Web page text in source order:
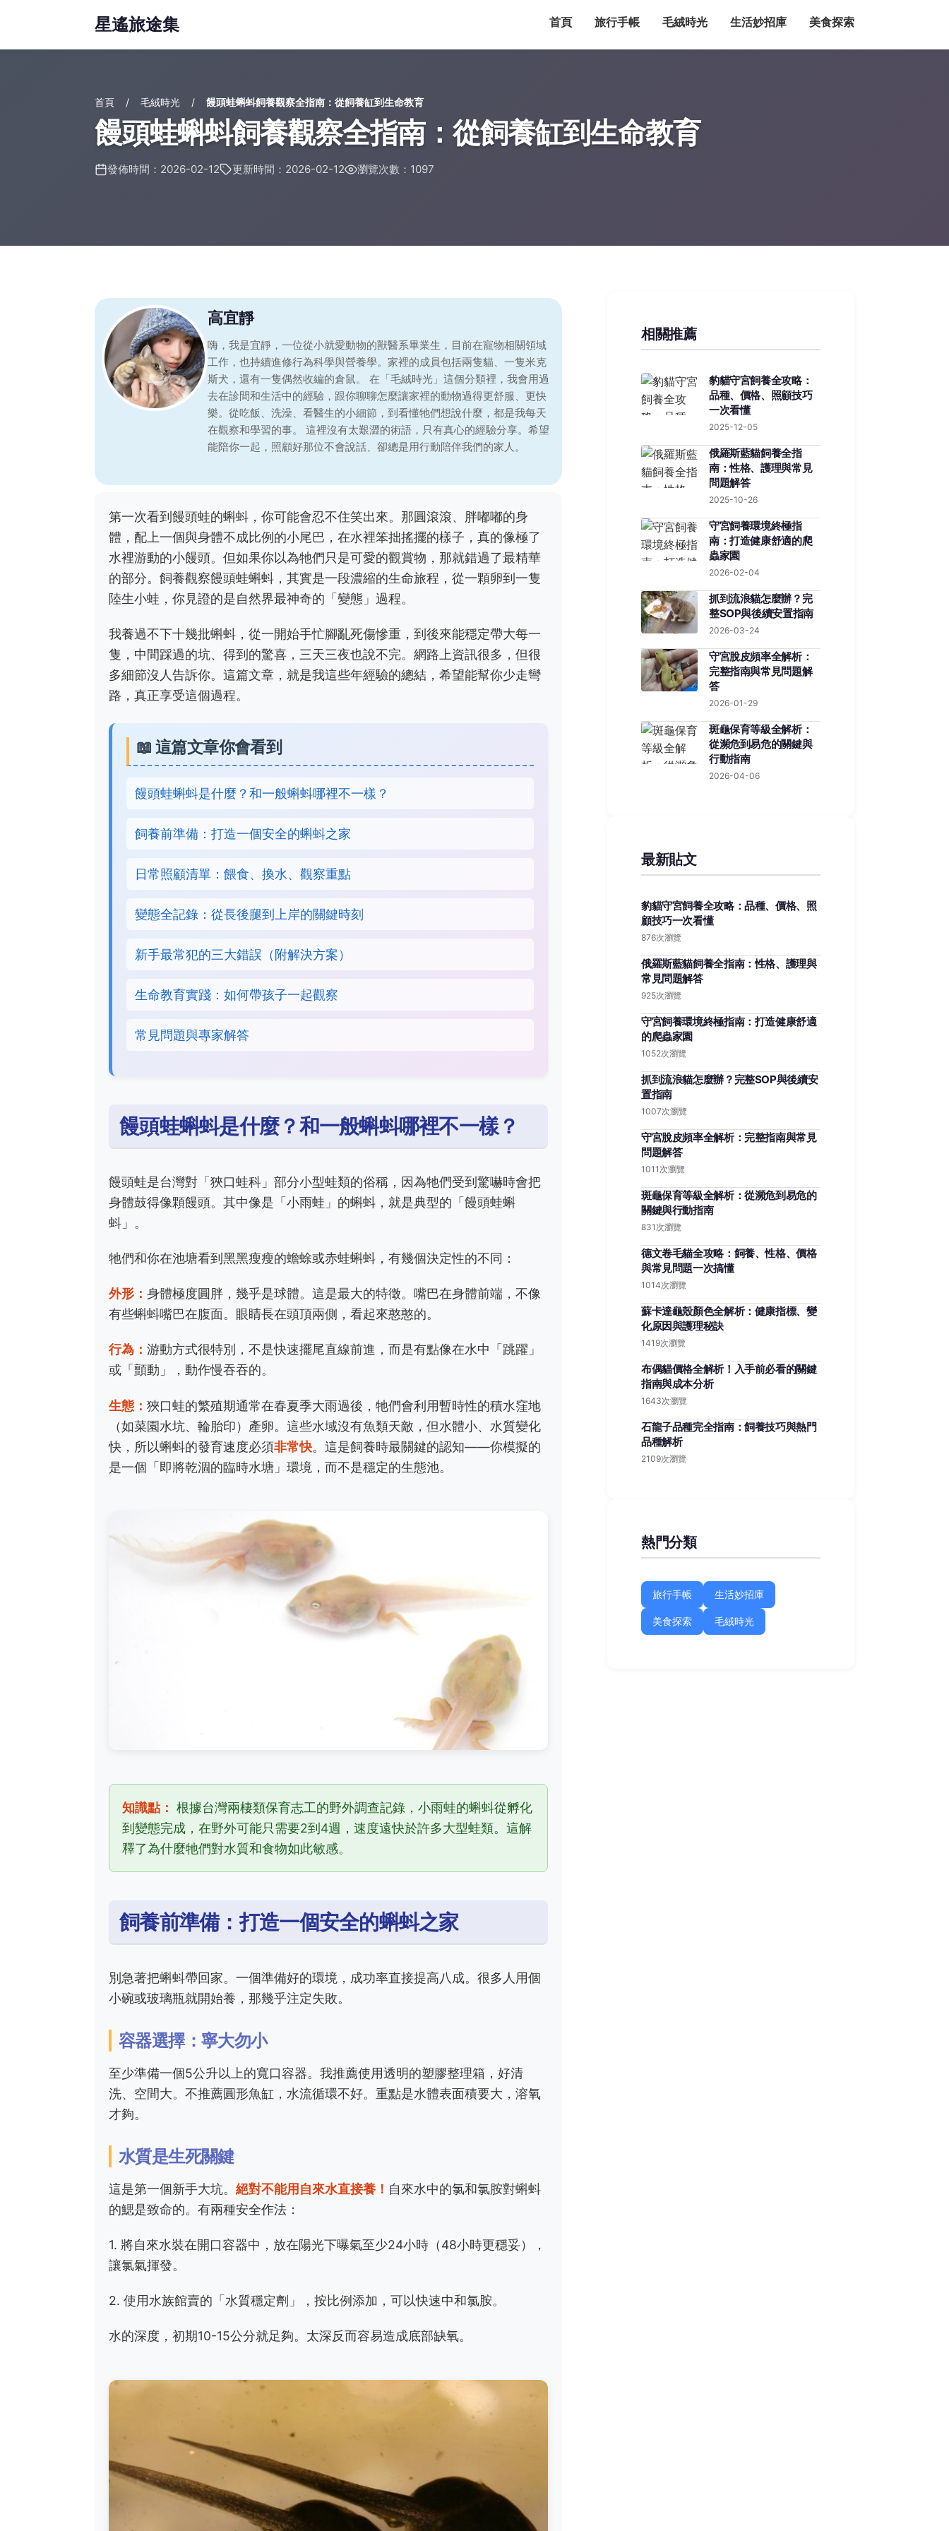
星遙旅途集 首頁 旅行手帳 毛絨時光 生活妙招庫 美食探索
首頁 毛絨時光 饅頭蛙蝌蚪飼養觀察全指南：從飼養缸到生命教育
饅頭蛙蝌蚪飼養觀察全指南：從飼養缸到生命教育
發佈時間：2026-02-12 更新時間：2026-02-12 瀏覽次數：1097
高宜靜
嗨，我是宜靜，一位從小就愛動物的獸醫系畢業生，目前在寵物相關領域
工作，也持續進修行為科學與營養學。家裡的成員包括兩隻貓、一隻米克
斯犬，還有一隻偶然收編的倉鼠。 在「毛絨時光」這個分類裡，我會用過
去在診間和生活中的經驗，跟你聊聊怎麼讓家裡的動物過得更舒服、更快
樂。從吃飯、洗澡、看醫生的小細節，到看懂牠們想說什麼，都是我每天
在觀察和學習的事。 這裡沒有太艱澀的術語，只有真心的經驗分享。希望
能陪你一起，照顧好那位不會說話、卻總是用行動陪伴我們的家人。
第一次看到饅頭蛙的蝌蚪，你可能會忍不住笑出來。那圓滾滾、胖嘟嘟的身
體，配上一個與身體不成比例的小尾巴，在水裡笨拙搖擺的樣子，真的像極了
水裡游動的小饅頭。但如果你以為牠們只是可愛的觀賞物，那就錯過了最精華
的部分。飼養觀察饅頭蛙蝌蚪，其實是一段濃縮的生命旅程，從一顆卵到一隻
陸生小蛙，你見證的是自然界最神奇的「變態」過程。
我養過不下十幾批蝌蚪，從一開始手忙腳亂死傷慘重，到後來能穩定帶大每一
隻，中間踩過的坑、得到的驚喜，三天三夜也說不完。網路上資訊很多，但很
多細節沒人告訴你。這篇文章，就是我這些年經驗的總結，希望能幫你少走彎
路，真正享受這個過程。
📖 這篇文章你會看到
饅頭蛙蝌蚪是什麼？和一般蝌蚪哪裡不一樣？
飼養前準備：打造一個安全的蝌蚪之家
日常照顧清單：餵食、換水、觀察重點
變態全記錄：從長後腿到上岸的關鍵時刻
新手最常犯的三大錯誤（附解決方案）
生命教育實踐：如何帶孩子一起觀察
常見問題與專家解答
饅頭蛙蝌蚪是什麼？和一般蝌蚪哪裡不一樣？
饅頭蛙是台灣對「狹口蛙科」部分小型蛙類的俗稱，因為牠們受到驚嚇時會把
身體鼓得像顆饅頭。其中像是「小雨蛙」的蝌蚪，就是典型的「饅頭蛙蝌
蚪」。
牠們和你在池塘看到黑黑瘦瘦的蟾蜍或赤蛙蝌蚪，有幾個決定性的不同：
外形： 身體極度圓胖，幾乎是球體。這是最大的特徵。嘴巴在身體前端，不像
有些蝌蚪嘴巴在腹面。眼睛長在頭頂兩側，看起來憨憨的。
行為： 游動方式很特別，不是快速擺尾直線前進，而是有點像在水中「跳躍」
或「顫動」，動作慢吞吞的。
生態： 狹口蛙的繁殖期通常在春夏季大雨過後，牠們會利用暫時性的積水窪地
（如菜園水坑、輪胎印）產卵。這些水域沒有魚類天敵，但水體小、水質變化
快，所以蝌蚪的發育速度必須非常快。這是飼養時最關鍵的認知——你模擬的
是一個「即將乾涸的臨時水塘」環境，而不是穩定的生態池。
知識點： 根據台灣兩棲類保育志工的野外調查記錄，小雨蛙的蝌蚪從孵化
到變態完成，在野外可能只需要2到4週，速度遠快於許多大型蛙類。這解
釋了為什麼牠們對水質和食物如此敏感。
飼養前準備：打造一個安全的蝌蚪之家
別急著把蝌蚪帶回家。一個準備好的環境，成功率直接提高八成。很多人用個
小碗或玻璃瓶就開始養，那幾乎注定失敗。
容器選擇：寧大勿小
至少準備一個5公升以上的寬口容器。我推薦使用透明的塑膠整理箱，好清
洗、空間大。不推薦圓形魚缸，水流循環不好。重點是水體表面積要大，溶氧
才夠。
水質是生死關鍵
這是第一個新手大坑。 絕對不能用自來水直接養！ 自來水中的氯和氯胺對蝌蚪
的鰓是致命的。有兩種安全作法：
1. 將自來水裝在開口容器中，放在陽光下曝氣至少24小時（48小時更穩妥），
讓氯氣揮發。
2. 使用水族館賣的「水質穩定劑」，按比例添加，可以快速中和氯胺。
水的深度，初期10-15公分就足夠。太深反而容易造成底部缺氧。
相關推薦
豹貓守宮飼養全攻略：
品種、價格、照顧技巧
一次看懂
2025-12-05
俄羅斯藍貓飼養全指
南：性格、護理與常見
問題解答
2025-10-26
守宮飼養環境終極指
南：打造健康舒適的爬
蟲家園
2026-02-04
抓到流浪貓怎麼辦？完
整SOP與後續安置指南
2026-03-24
守宮脫皮頻率全解析：
完整指南與常見問題解
答
2026-01-29
斑龜保育等級全解析：
從瀕危到易危的關鍵與
行動指南
2026-04-06
最新貼文
豹貓守宮飼養全攻略：品種、價格、照
顧技巧一次看懂
876次瀏覽
俄羅斯藍貓飼養全指南：性格、護理與
常見問題解答
925次瀏覽
守宮飼養環境終極指南：打造健康舒適
的爬蟲家園
1052次瀏覽
抓到流浪貓怎麼辦？完整SOP與後續安
置指南
1007次瀏覽
守宮脫皮頻率全解析：完整指南與常見
問題解答
1011次瀏覽
斑龜保育等級全解析：從瀕危到易危的
關鍵與行動指南
831次瀏覽
德文卷毛貓全攻略：飼養、性格、價格
與常見問題一次搞懂
1014次瀏覽
蘇卡達龜殼顏色全解析：健康指標、變
化原因與護理秘訣
1419次瀏覽
布偶貓價格全解析！入手前必看的關鍵
指南與成本分析
1643次瀏覽
石龍子品種完全指南：飼養技巧與熱門
品種解析
2109次瀏覽
熱門分類
旅行手帳 生活妙招庫
美食探索 毛絨時光